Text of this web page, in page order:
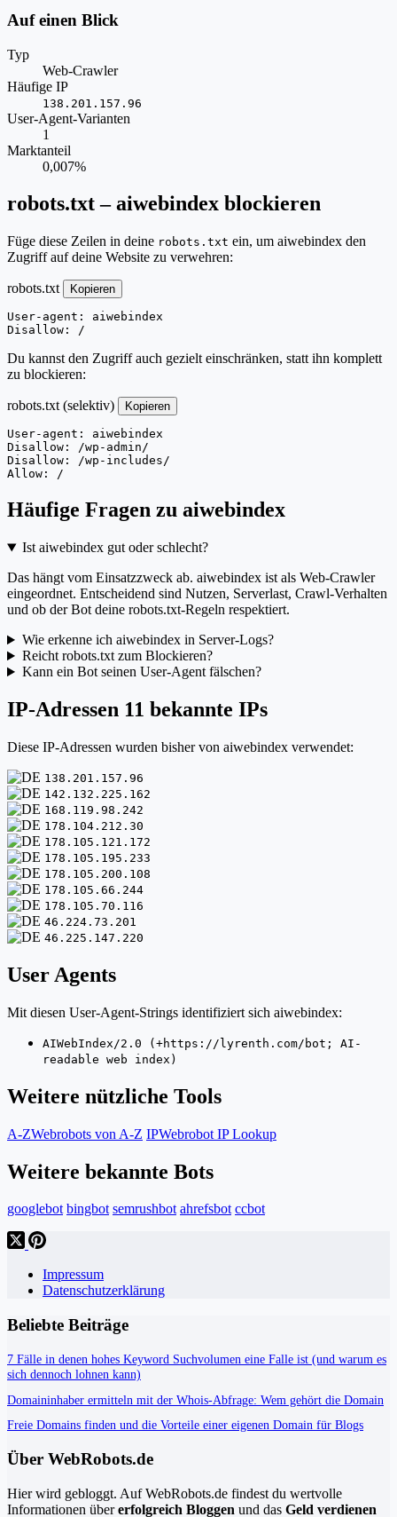
Auf einen Blick
Typ
Web-Crawler
Häufige IP
138.201.157.96
User-Agent-Varianten
1
Marktanteil
0,007%
robots.txt – aiwebindex blockieren
Füge diese Zeilen in deine robots.txt ein, um aiwebindex den
Zugriff auf deine Website zu verwehren:
robots.txt Kopieren
User-agent: aiwebindex
Disallow: /
Du kannst den Zugriff auch gezielt einschränken, statt ihn komplett
zu blockieren:
robots.txt (selektiv) Kopieren
User-agent: aiwebindex
Disallow: /wp-admin/
Disallow: /wp-includes/
Allow: /
Häufige Fragen zu aiwebindex
Ist aiwebindex gut oder schlecht?
Das hängt vom Einsatzzweck ab. aiwebindex ist als Web-Crawler
eingeordnet. Entscheidend sind Nutzen, Serverlast, Crawl-Verhalten
und ob der Bot deine robots.txt-Regeln respektiert.
Wie erkenne ich aiwebindex in Server-Logs?
Reicht robots.txt zum Blockieren?
Kann ein Bot seinen User-Agent fälschen?
IP-Adressen 11 bekannte IPs
Diese IP-Adressen wurden bisher von aiwebindex verwendet:
138.201.157.96
142.132.225.162
168.119.98.242
178.104.212.30
178.105.121.172
178.105.195.233
178.105.200.108
178.105.66.244
178.105.70.116
46.224.73.201
46.225.147.220
User Agents
Mit diesen User-Agent-Strings identifiziert sich aiwebindex:
AIWebIndex/2.0 (+https://lyrenth.com/bot; AI-
readable web index)
Weitere nützliche Tools
A-ZWebrobots von A-Z IPWebrobot IP Lookup
Weitere bekannte Bots
googlebot bingbot semrushbot ahrefsbot ccbot
Impressum
Datenschutzerklärung
Beliebte Beiträge
7 Fälle in denen hohes Keyword Suchvolumen eine Falle ist (und warum es
sich dennoch lohnen kann)
Domaininhaber ermitteln mit der Whois-Abfrage: Wem gehört die Domain
Freie Domains finden und die Vorteile einer eigenen Domain für Blogs
Über WebRobots.de
Hier wird gebloggt. Auf WebRobots.de findest du wertvolle
Informationen übererfolgreich Bloggen und das Geld verdienen